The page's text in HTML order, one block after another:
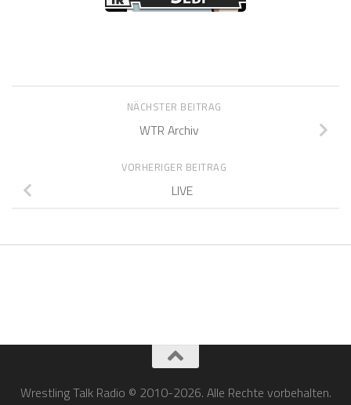
NÄCHSTER BEITRAG
WTR Archiv
VORHERIGER BEITRAG
LIVE
Wrestling Talk Radio © 2010-2026. Alle Rechte vorbehalten.